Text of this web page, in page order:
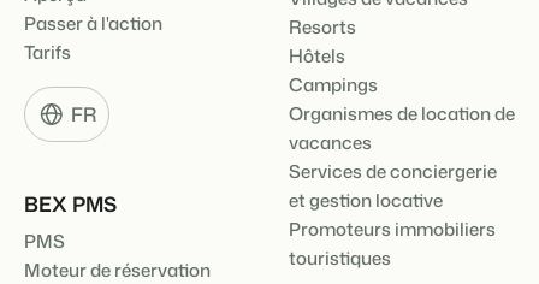
Passer à l'action
Tarifs
FR
BEX PMS
PMS
Moteur de réservation
Resorts
Hôtels
Campings
Organismes de location de
vacances
Services de conciergerie
et gestion locative
Promoteurs immobiliers
touristiques